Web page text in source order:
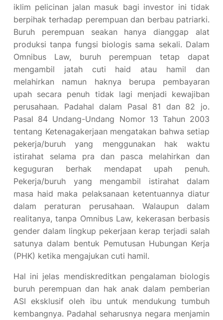
iklim pelicinan jalan masuk bagi investor ini tidak
berpihak terhadap perempuan dan berbau patriarki.
Buruh perempuan seakan hanya dianggap alat
produksi tanpa fungsi biologis sama sekali. Dalam
Omnibus Law, buruh perempuan tetap dapat
mengambil jatah cuti haid atau hamil dan
melahirkan namun haknya berupa pembayaran
upah secara penuh tidak lagi menjadi kewajiban
perusahaan. Padahal dalam Pasal 81 dan 82 jo.
Pasal 84 Undang-Undang Nomor 13 Tahun 2003
tentang Ketenagakerjaan mengatakan bahwa setiap
pekerja/buruh yang menggunakan hak waktu
istirahat selama pra dan pasca melahirkan dan
keguguran berhak mendapat upah penuh.
Pekerja/buruh yang mengambil istirahat dalam
masa haid maka pelaksanaan ketentuannya diatur
dalam peraturan perusahaan. Walaupun dalam
realitanya, tanpa Omnibus Law, kekerasan berbasis
gender dalam lingkup pekerjaan kerap terjadi salah
satunya dalam bentuk Pemutusan Hubungan Kerja
(PHK) ketika mengajukan cuti hamil.
Hal ini jelas mendiskreditkan pengalaman biologis
buruh perempuan dan hak anak dalam pemberian
ASI eksklusif oleh ibu untuk mendukung tumbuh
kembangnya. Padahal seharusnya negara menjamin